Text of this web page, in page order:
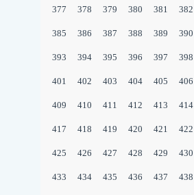
377 378 379 380 381 382
385 386 387 388 389 390
393 394 395 396 397 398
401 402 403 404 405 406
409 410 411 412 413 414
417 418 419 420 421 422
425 426 427 428 429 430
433 434 435 436 437 438